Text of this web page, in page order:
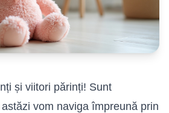
și viitori părinți! Sunt
vom naviga împreună prin